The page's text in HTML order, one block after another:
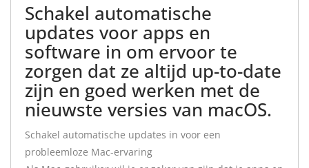
Schakel automatische
updates voor apps en
software in om ervoor te
zorgen dat ze altijd up-to-date
zijn en goed werken met de
nieuwste versies van macOS.
Schakel automatische updates in voor een
probleemloze Mac-ervaring